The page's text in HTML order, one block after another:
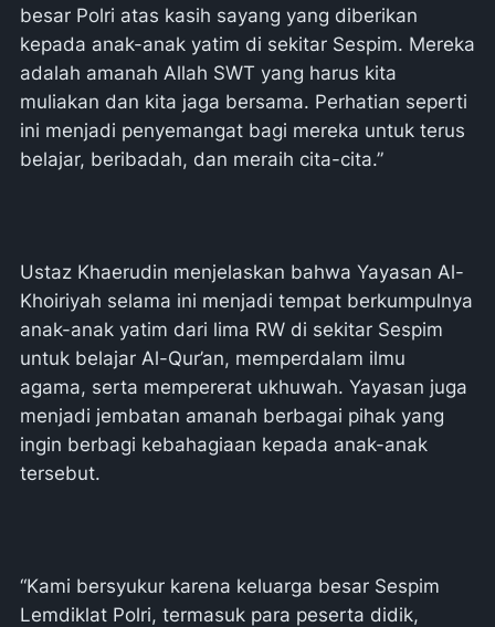
besar Polri atas kasih sayang yang diberikan
kepada anak-anak yatim di sekitar Sespim. Mereka
adalah amanah Allah SWT yang harus kita
muliakan dan kita jaga bersama. Perhatian seperti
ini menjadi penyemangat bagi mereka untuk terus
belajar, beribadah, dan meraih cita-cita.”
Ustaz Khaerudin menjelaskan bahwa Yayasan Al-
Khoiriyah selama ini menjadi tempat berkumpulnya
anak-anak yatim dari lima RW di sekitar Sespim
untuk belajar Al-Qur’an, memperdalam ilmu
agama, serta mempererat ukhuwah. Yayasan juga
menjadi jembatan amanah berbagai pihak yang
ingin berbagi kebahagiaan kepada anak-anak
tersebut.
“Kami bersyukur karena keluarga besar Sespim
Lemdiklat Polri, termasuk para peserta didik,